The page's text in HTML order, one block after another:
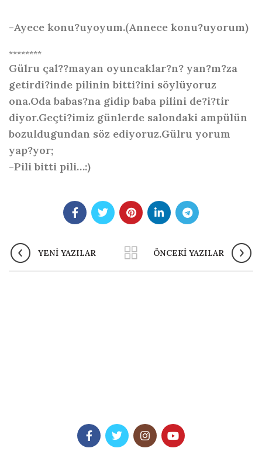
-Ayece konu?uyoyum.(Annece konu?uyorum)
********
Gülru çal??mayan oyuncaklar?n? yan?m?za
getirdi?inde pilinin bitti?ini söylüyoruz
ona.Oda babas?na gidip baba pilini de?i?tir
diyor.Geçti?imiz günlerde salondaki ampülün
bozuldugundan söz ediyoruz.Gülru yorum
yap?yor;
-Pili bitti pili…:)
YENI YAZILAR ÖNCEKI YAZILAR